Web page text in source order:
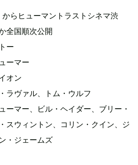
らヒューマントラストシネマ渋
全国順次公開
ー
ーマー
オン
ラヴァル、トム・ウルフ
ーマー、ビル・ヘイダー、ブリー・
スウィントン、コリン・クイン、ジ
・ジェームズ